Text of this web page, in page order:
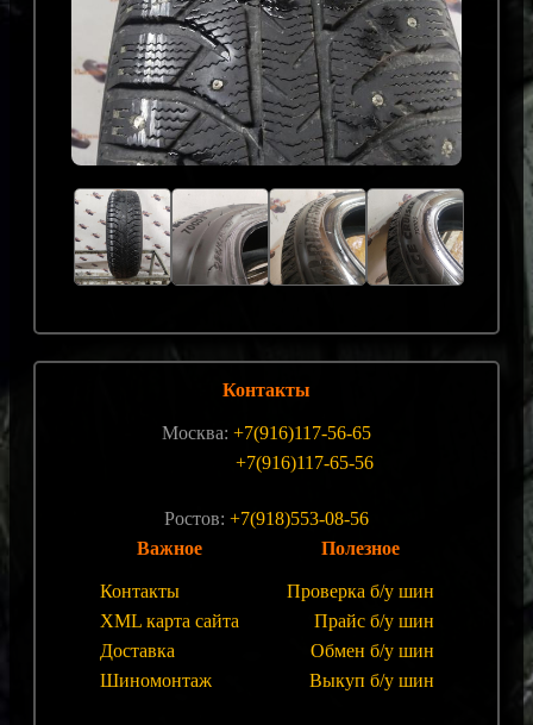
Контакты
Москва: +7(916)117-56-65
+7(916)117-65-56
Ростов: +7(918)553-08-56
Важное
Контакты
XML карта сайта
Доставка
Шиномонтаж
Полезное
Проверка б/у шин
Прайс б/у шин
Обмен б/у шин
Выкуп б/у шин